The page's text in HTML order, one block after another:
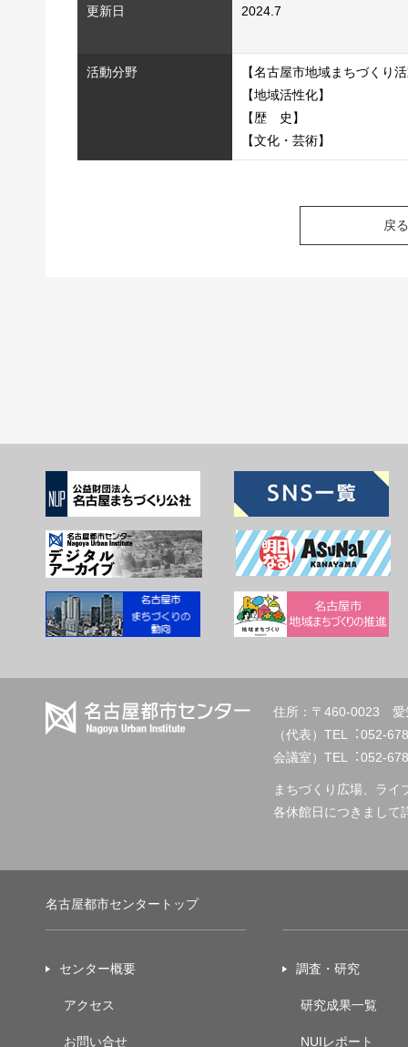
更新日 2024.7
活動分野
【名古屋市地域まちづくり
【地域活性化】
【歴 史】
【文化・芸術】
戻る
住所：〒460-0023 愛
（代表）
会議室）TEL︓052-
まちづくり広場、ライ
各休館日につきまして
名古屋都市センタートップ
センター概要
アクセス
お問い合せ
調査・研究
研究成果一覧
NUIレポート